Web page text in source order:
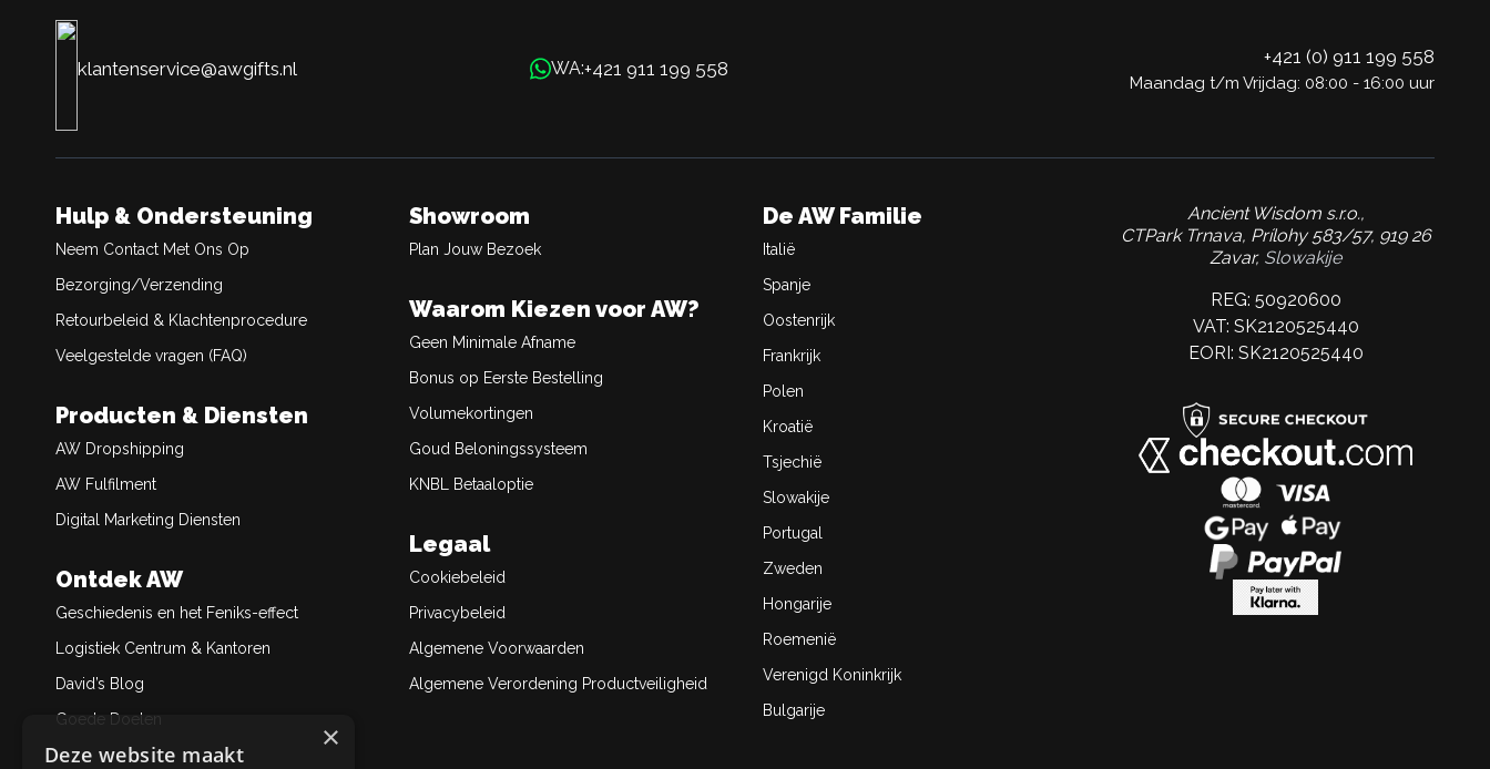
klantenservice@awgifts.nl WA:+421 911 199 558
+421 (0) 911 199 558
Maandag t/m Vrijdag: 08:00 - 16:00 uur
Hulp & Ondersteuning
Neem Contact Met Ons Op
Bezorging/Verzending
Retourbeleid & Klachtenprocedure
Veelgestelde vragen (FAQ)
Producten & Diensten
AW Dropshipping
AW Fulfilment
Digital Marketing Diensten
Ontdek AW
Geschiedenis en het Feniks-effect
Logistiek Centrum & Kantoren
David’s Blog
Goede Doelen
Showroom
Plan Jouw Bezoek
Waarom Kiezen voor AW?
Geen Minimale Afname
Bonus op Eerste Bestelling
Volumekortingen
Goud Beloningssysteem
KNBL Betaaloptie
Legaal
Cookiebeleid
Privacybeleid
Algemene Voorwaarden
Algemene Verordening Productveiligheid
De AW Familie
Italië
Spanje
Oostenrijk
Frankrijk
Polen
Kroatië
Tsjechië
Slowakije
Portugal
Zweden
Hongarije
Roemenië
Verenigd Koninkrijk
Bulgarije
Ancient Wisdom s.r.o.,
CTPark Trnava, Prílohy 583/57, 919 26
Zavar, Slowakije
REG: 50920600
VAT: SK2120525440
EORI: SK2120525440
×
Deze website maakt